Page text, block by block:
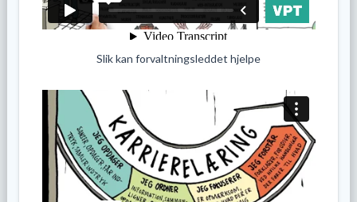
Slik kan forvaltningsleddet hjelpe